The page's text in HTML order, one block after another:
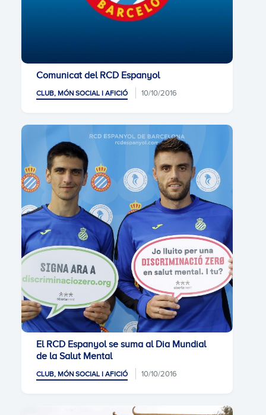
Comunicat del RCD Espanyol
CLUB, MÓN SOCIAL I AFICIÓ 10/10/2016
El RCD Espanyol se suma al Dia Mundial
de la Salut Mental
CLUB, MÓN SOCIAL I AFICIÓ 10/10/2016